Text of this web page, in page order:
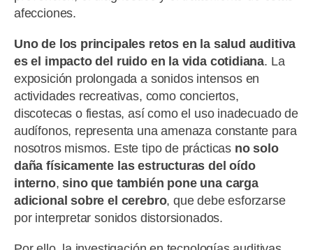
afecciones.
Uno de los principales retos en la salud auditiva
es el impacto del ruido en la vida cotidiana. La
exposición prolongada a sonidos intensos en
actividades recreativas, como conciertos,
discotecas o fiestas, así como el uso inadecuado de
audífonos, representa una amenaza constante para
nosotros mismos. Este tipo de prácticas no solo
daña físicamente las estructuras del oído
interno,sino que también pone una carga
adicional sobre el cerebro, que debe esforzarse
por interpretar sonidos distorsionados.